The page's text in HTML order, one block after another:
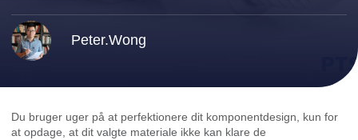
Peter.Wong
Du bruger uger på at perfektionere dit komponentdesign, kun for
at opdage, at dit valgte materiale ikke kan klare de